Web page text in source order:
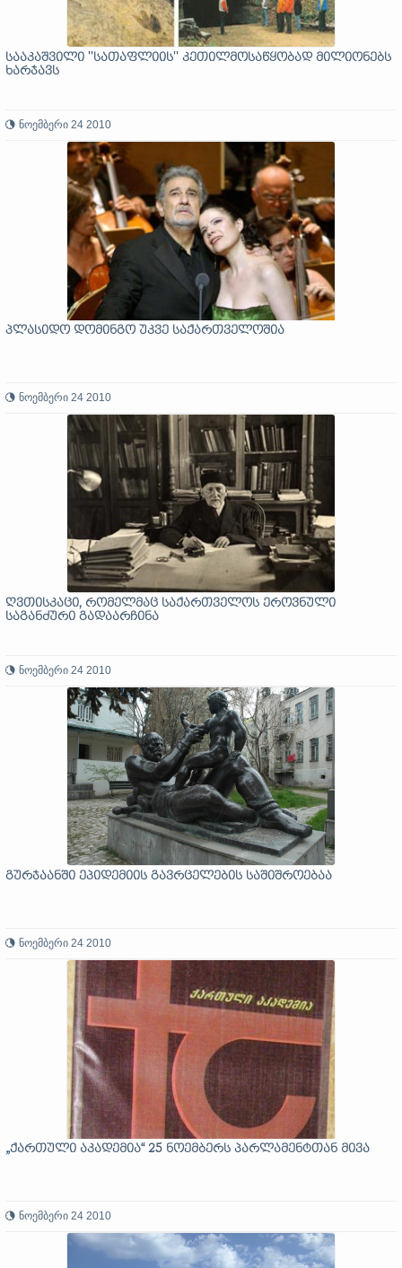
სააკაშვილი ''სათაფლიის'' კეთილმოსაწყობად მილიონებს
ხარჯავს
ნოემბერი 24 2010
პლასიდო დომინგო უკვე საქართველოშია
ნოემბერი 24 2010
ღვთისკაცი, რომელმაც საქართველოს ეროვნული
საგანძური გადაარჩინა
ნოემბერი 24 2010
გურჯაანში ეპიდემიის გავრცელების საშიშროებაა
ნოემბერი 24 2010
„ქართული აკადემია“ 25 ნოემბერს პარლამენტთან მივა
ნოემბერი 24 2010